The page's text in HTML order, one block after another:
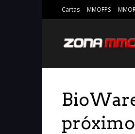
Cartas MMOFPS